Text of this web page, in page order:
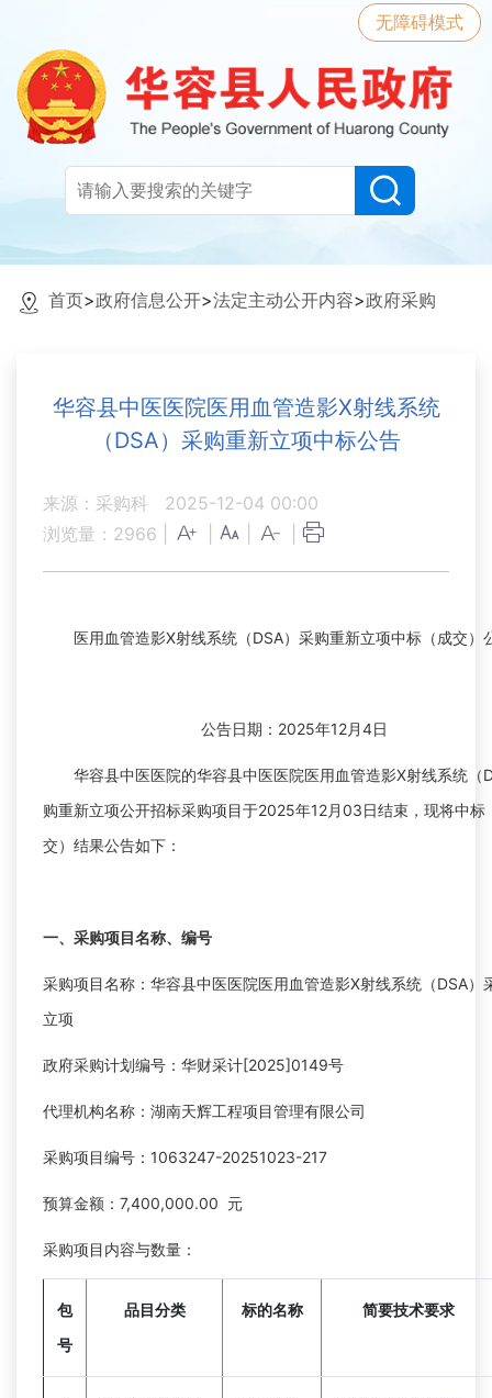
无障碍模式
首页>政府信息公开>法定主动公开内容>政府采购
华容县中医医院医用血管造影X射线系统
（DSA）采购重新立项中标公告
来源：采购科
2025-12-04 00:00
浏览量： 2966
医用血管造影X射线系统（DSA）采购重新立项中标（成交）
公告日期：2025年12月4日
华容县中医医院的华容县中医医院医用血管造影X射线系统（
购重新立项公开招标采购项目于2025年12月03日结束，现将中标
交）结果公告如下：
一、采购项目名称、编号
采购项目名称：华容县中医医院医用血管造影X射线系统（DSA）
立项
政府采购计划编号：华财采计[2025]0149号
代理机构名称：湖南天辉工程项目管理有限公司
采购项目编号：1063247-20251023-217
预算金额：7,400,000.00 元
采购项目内容与数量：
包
号
品目分类 标的名称 简要技术要求